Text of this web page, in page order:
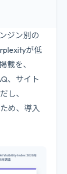
ジン別の
が低
載を、
、サイト
し、
め、導入